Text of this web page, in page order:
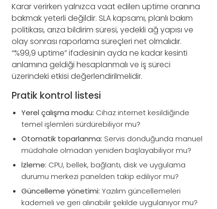
Karar verirken yalnızca vaat edilen uptime oranına
bakmak yeterli değildir. SLA kapsamı, planlı bakım
politikası, arıza bildirim süresi, yedekli ağ yapısı ve
olay sonrası raporlama süreçleri net olmalıdır.
“%99,9 uptime” ifadesinin ayda ne kadar kesinti
anlamına geldiği hesaplanmalı ve iş süreci
üzerindeki etkisi değerlendirilmelidir.
Pratik kontrol listesi
Yerel çalışma modu: Cihaz internet kesildiğinde
temel işlemleri sürdürebiliyor mu?
Otomatik toparlanma: Servis donduğunda manuel
müdahale olmadan yeniden başlayabiliyor mu?
İzleme: CPU, bellek, bağlantı, disk ve uygulama
durumu merkezi panelden takip ediliyor mu?
Güncelleme yönetimi: Yazılım güncellemeleri
kademeli ve geri alınabilir şekilde uygulanıyor mu?